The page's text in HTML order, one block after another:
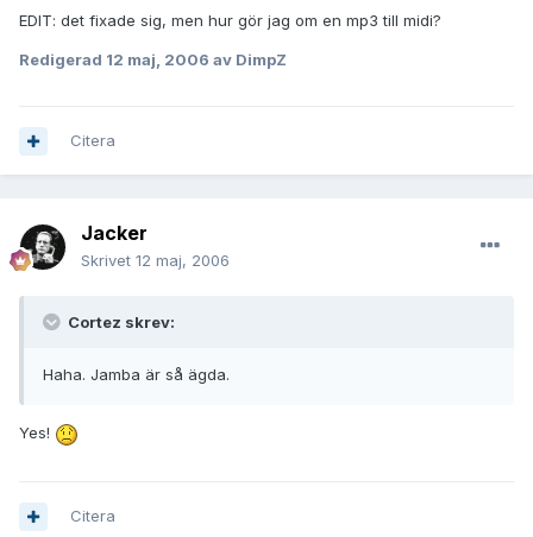
EDIT: det fixade sig, men hur gör jag om en mp3 till midi?
Redigerad 12 maj, 2006 av DimpZ
Citera
Jacker
Skrivet 12 maj, 2006
Cortez skrev:
Haha. Jamba är så ägda.
Yes!
Citera